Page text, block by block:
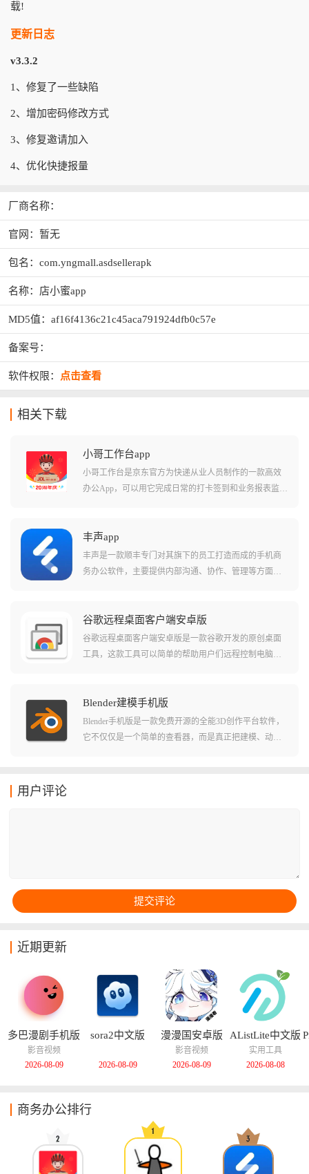
载!
更新日志
v3.3.2
1、修复了一些缺陷
2、增加密码修改方式
3、修复邀请加入
4、优化快捷报量
厂商名称：
官网：暂无
包名：com.yngmall.asdsellerapk
名称：店小蜜app
MD5值：af16f4136c21c45aca791924dfb0c57e
备案号：
软件权限： 点击查看
相关下载
小哥工作台app
小哥工作台是京东官方为快递从业人员制作的一款高效
办公App，可以用它完成日常的打卡签到和业务报表监
京东各条线的业务功能，更是小哥们提升派送效率、保
障服务质量的数字化助手。
丰声app
丰声是一款顺丰专门对其旗下的员工打造而成的手机商
务办公软件，主要提供内部沟通、协作、管理等方面的
在这里能够进行工作上的实时沟通，能够解决工作过程
中出现的各种问题。
谷歌远程桌面客户端安卓版
谷歌远程桌面客户端安卓版是一款谷歌开发的原创桌面
工具，这款工具可以简单的帮助用户们远程控制电脑并
就能快速无卡顿的进行操作。软件串流的清晰度也非常
的高，对于大部分需要远程操作的用户来说这个清晰度
都已经是非常足够了！
Blender建模手机版
Blender手机版是一款免费开源的全能3D创作平台软件，
它不仅仅是一个简单的查看器，而是真正把建模、动
用户评论
近期更新
多巴漫剧手机版
影音视频
2026-08-09
sora2中文版
2026-08-09
漫漫国安卓版
影音视频
2026-08-09
AListLite中文版
实用工具
2026-08-08
商务办公排行